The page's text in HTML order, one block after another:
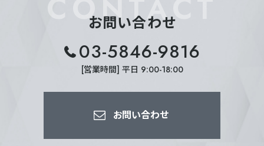
CONTACT
お問い合わせ
03-5846-9816
[営業時間] 平日 9:00-18:00
お問い合わせ